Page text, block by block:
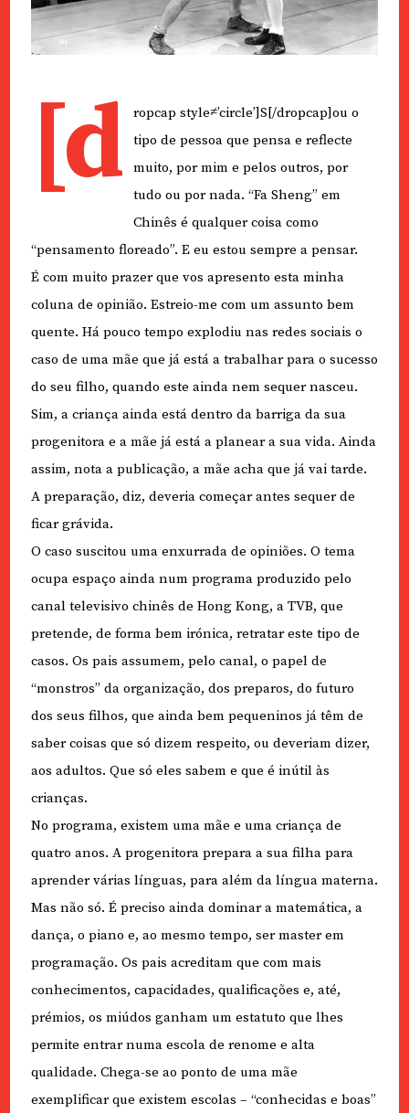
[d
ropcap style≠’circle’]S[/dropcap]ou o
tipo de pessoa que pensa e reflecte
muito, por mim e pelos outros, por
tudo ou por nada. “Fa Sheng” em
Chinês é qualquer coisa como
“pensamento floreado”. E eu estou sempre a pensar.
É com muito prazer que vos apresento esta minha
coluna de opinião. Estreio-me com um assunto bem
quente. Há pouco tempo explodiu nas redes sociais o
caso de uma mãe que já está a trabalhar para o sucesso
do seu filho, quando este ainda nem sequer nasceu.
Sim, a criança ainda está dentro da barriga da sua
progenitora e a mãe já está a planear a sua vida. Ainda
assim, nota a publicação, a mãe acha que já vai tarde.
A preparação, diz, deveria começar antes sequer de
ficar grávida.
O caso suscitou uma enxurrada de opiniões. O tema
ocupa espaço ainda num programa produzido pelo
canal televisivo chinês de Hong Kong, a TVB, que
pretende, de forma bem irónica, retratar este tipo de
casos. Os pais assumem, pelo canal, o papel de
“monstros” da organização, dos preparos, do futuro
dos seus filhos, que ainda bem pequeninos já têm de
saber coisas que só dizem respeito, ou deveriam dizer,
aos adultos. Que só eles sabem e que é inútil às
crianças.
No programa, existem uma mãe e uma criança de
quatro anos. A progenitora prepara a sua filha para
aprender várias línguas, para além da língua materna.
Mas não só. É preciso ainda dominar a matemática, a
dança, o piano e, ao mesmo tempo, ser master em
programação. Os pais acreditam que com mais
conhecimentos, capacidades, qualificações e, até,
prémios, os miúdos ganham um estatuto que lhes
permite entrar numa escola de renome e alta
qualidade. Chega-se ao ponto de uma mãe
exemplificar que existem escolas – “conhecidas e boas”